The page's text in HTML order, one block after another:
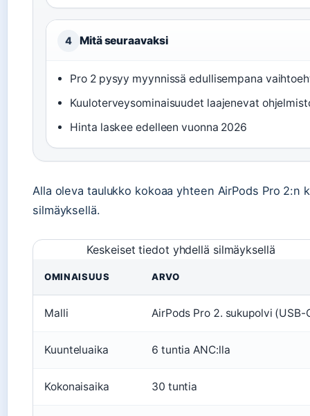
4 Mitä seuraavaksi
Pro 2 pysyy myynnissä edullisempana
Kuuloterveysominaisuudet laajenevat
Hinta laskee edelleen vuonna 2026
Alla oleva taulukko kokoaa yhteen AirPods Pro
silmäyksellä.
Keskeiset tiedot yhdellä silmäyksellä
OMINAISUUS ARVO
Malli AirPods Pro 2. sukupolvi (USB-
Kuunteluaika 6 tuntia ANC:lla
Kokonaisaika 30 tuntia